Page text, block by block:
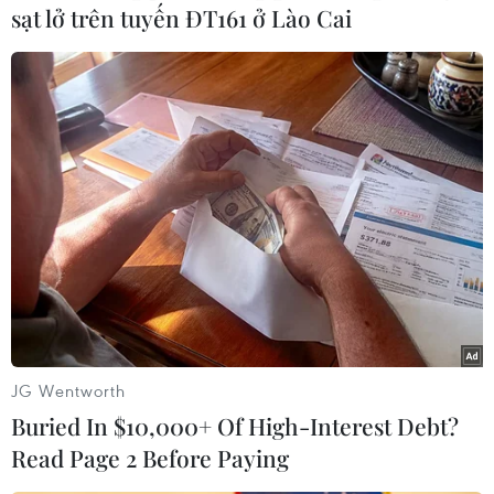
#Nga #Đồng ruble #Kinh tế Nga
#Trượt giá
#Lãi suất
#Anton Siluanov #Lạm phát Nga
Theo dõi VietnamPlus
sạt lở trên tuyến ĐT161 ở Lào Cai
JG Wentworth
Buried In $10,000+ Of High-Interest Debt?
Read Page 2 Before Paying